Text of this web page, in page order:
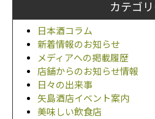
カテゴ
日本酒コラム
新着情報のお知らせ
メディアへの掲載履歴
店舗からのお知らせ情報
日々の出来事
矢島酒店イベント案内
美味しい飲食店